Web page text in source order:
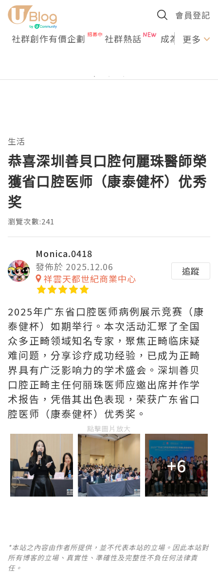
會員登記
社群創作有價企劃 社群熱話 成為U更多
生活
恭喜深圳善貝口腔何麗珠醫師榮
獲省口腔医师（康泰健杯）优秀
奖
瀏覽次數:241
Monica.0418
發佈於 2025.12.06
祥雲天都世紀商業中心
追蹤
2025年广东省口腔医师病例展示竞赛（康
泰健杯）如期举行。本次活动汇聚了全国
众多正畸领域知名专家，聚焦正畸临床疑
难问题，分享诊疗成功经验，已成为正畸
界具有广泛影响力的学术盛会。深圳善贝
口腔正畸主任何丽珠医师应邀出席并作学
术报告，凭借其出色表现，荣获广东省口
腔医师（康泰健杯）优秀奖。
點擊圖片放大
+6
*本站之內容由作者所提供，並不代表本站的立場。因此本站對
所有博客的立場、真實性、準確性及完整性不負任何法律責
任。